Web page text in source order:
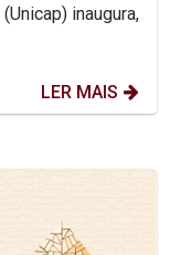
inaugura,
LER MAIS